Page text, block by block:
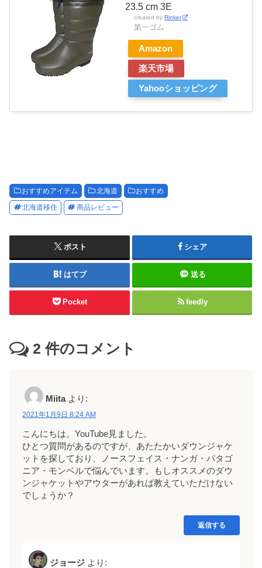
23.5 cm 3E
created byRinker
第一ゴム
Amazon
楽天市場
Yahooショッピング
おすすめアイテム 北海道 おすすめ
北海道移住 商品レビュー
ポスト シェア
はてブ 送る
Pocket feedly
2 件のコメント
Miita より:
2021年1月9日 8:24 AM
こんにちは。YouTube見ました。
ひとつ質問があるのですが、あたたかいダウンジャケ
ットを探しており、ノースフェイス・ナンガ・パタゴ
ニア・モンベルで悩んでいます。もしオススメのダウ
ンジャケットやアウターがあれば教えていただけない
でしょうか？
返信する
ジョージ より: